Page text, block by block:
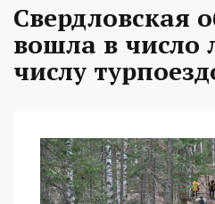
Свердловская
вошла в число
числу